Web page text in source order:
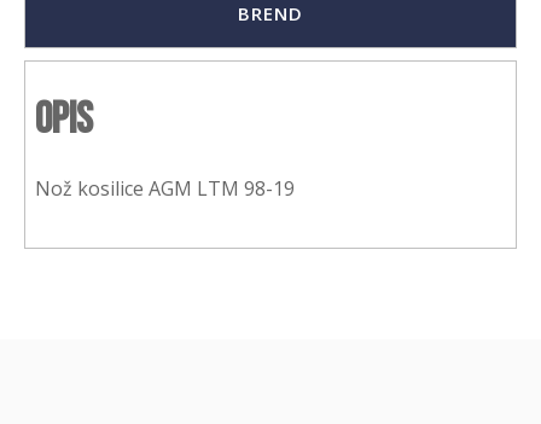
BREND
Opis
Nož kosilice AGM LTM 98-19